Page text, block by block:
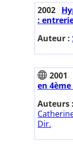
2002
:
Auteur :
2001
en
Auteurs :
Dir.